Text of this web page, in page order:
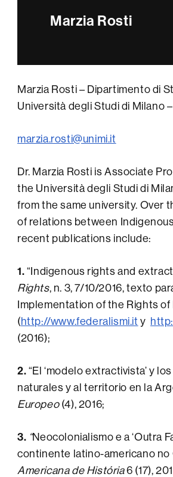
Marzia Rosti
Marzia Rosti – Dipartimento di
Università degli Studi di Milano
marzia.rosti@unimi.it
Dr. Marzia Rosti is Associate
the Università degli Studi di
from the same university. Over
of relations between
recent publications include:
1. “Indigenous rights and
Rights, n. 3, 7/10/2016, texto
Implementation of the Rights
(http://www.federalismi.it y
(2016);
2. “El ‘modelo extractivista’ y
naturales y al territorio en la
Europeo(4), 2016;
3. “Neocolonialismo e a ‘Outra
continente latino-americano no
Americana de História6 (17),